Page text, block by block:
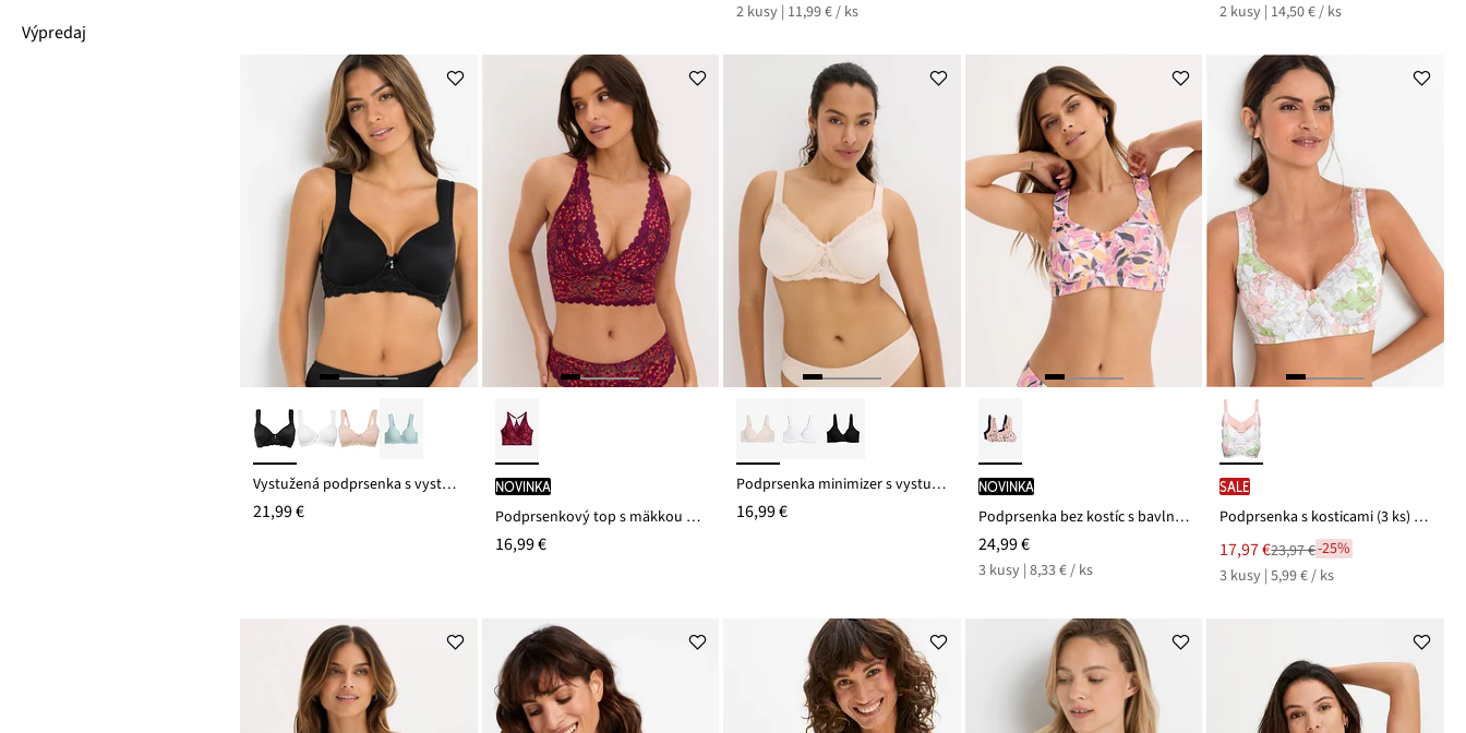
Výpredaj
2 kusy | 11,99 € / ks 2 kusy | 14,50 € / ks
Vystužená podprsenka s vystuženými ramienkami
21,99 €
novinka
Podprsenkový top s mäkkou bavlnenou podšívkou
16,99 €
Podprsenka minimizer s vystuženými ramienkami
16,99 €
novinka
Podprsenka bez kostíc s bavlnou (3 ks v balení)
24,99 €
3 kusy | 8,33 € / ks
SALE
Podprsenka s kosticami (3 ks) z bavlny
Nová
cena
je
17,97 €
Zľava
z
23,97 €-25%
3 kusy | 5,99 € / ks